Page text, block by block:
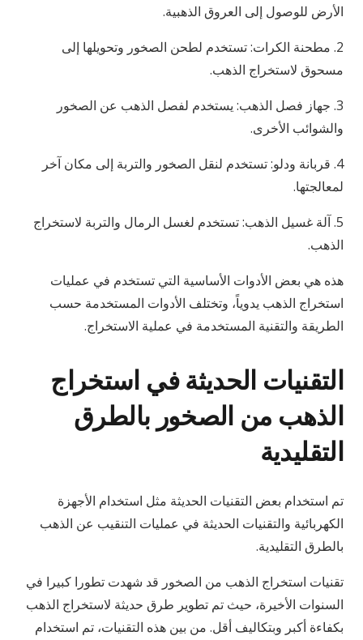
الأرض للوصول إلى العروق الذهبية.
2. مطحنة الكرات: تستخدم لطحن الصخور وتحويلها إلى
مسحوق لاستخراج الذهب.
3. جهاز فصل الذهب: يستخدم لفصل الذهب عن الصخور
والشوائب الأخرى.
4. قربانة ودلو: تستخدم لنقل الصخور والتربة إلى مكان آخر
لمعالجتها.
5. آلة غسيل الذهب: تستخدم لغسل الرمال والتربة لاستخراج
الذهب.
هذه هي بعض الأدوات الأساسية التي تستخدم في عمليات
استخراج الذهب يدوياً، وتختلف الأدوات المستخدمة حسب
الطريقة والتقنية المستخدمة في عملية الاستخراج.
التقنيات الحديثة في استخراج
الذهب من الصخور بالطرق
التقليدية
تم استخدام بعض التقنيات الحديثة مثل استخدام الأجهزة
الكهربائية والتقنيات الحديثة في عمليات التنقيب عن الذهب
بالطرق التقليدية.
تقنيات استخراج الذهب من الصخور قد شهدت تطورا كبيرا في
السنوات الأخيرة، حيث تم تطوير طرق حديثة لاستخراج الذهب
بكفاءة أكبر وبتكاليف أقل. من بين هذه التقنيات، تم استخدام